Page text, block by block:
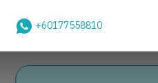
+60177558810